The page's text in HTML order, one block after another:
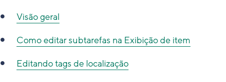
Visão geral
Como editar subtarefas na Exibição de item
Editando tags de localização